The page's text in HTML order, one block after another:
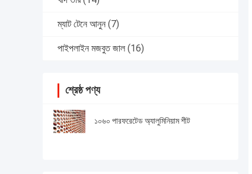
ম্যাট টেনে আনুন (7)
পাইপলাইন মজবুত জাল (16)
শ্রেষ্ঠ পণ্য
১০৬০ পারফরেটেড অ্যালুমিনিয়াম শীট